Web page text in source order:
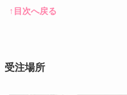
↑目次へ戻る
受注場所